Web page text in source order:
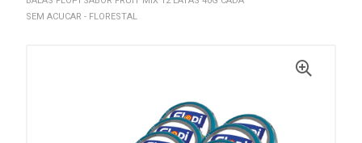
SEM ACUCAR - FLORESTAL